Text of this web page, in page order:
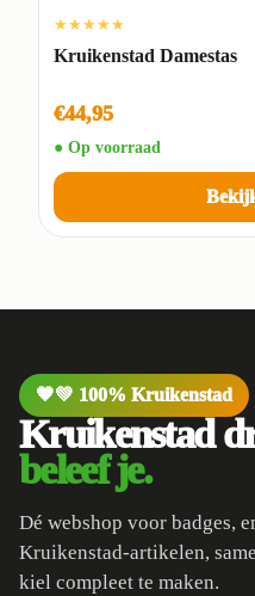
★★★★★
Kruikenstad Damestas
€44,95
● Op voorraad
🧡💚 100% Kruikenstad
Kruikenstad
beleef je.
Dé webshop voor badges,
Kruikenstad-artikelen,
kiel compleet te maken.